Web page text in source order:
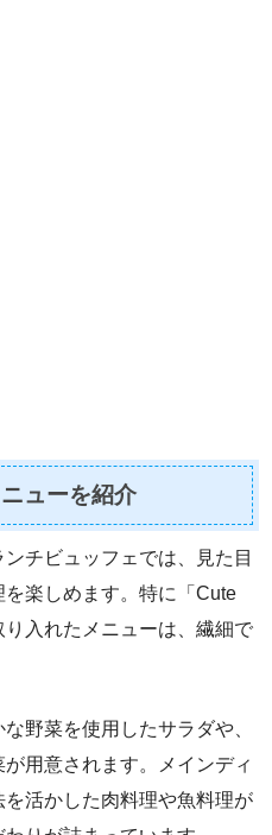
ューを紹介
チビュッフェでは、見た目
楽しめます。特に「Cute
入れたメニューは、繊細で
野菜を使用したサラダや、
用意されます。メインディ
活かした肉料理や魚料理が